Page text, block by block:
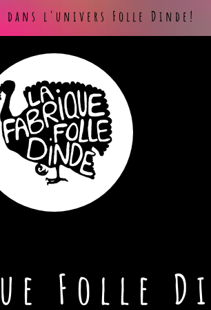
dans l'univers Folle Dinde!
Folle